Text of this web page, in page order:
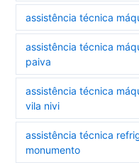
assistência técnica
assistência técnica
paiva
assistência técnica
vila nivi
assistência técnica
monumento